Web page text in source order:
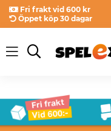
Fri frakt vid 600 kr
Öppet köp 30 dagar